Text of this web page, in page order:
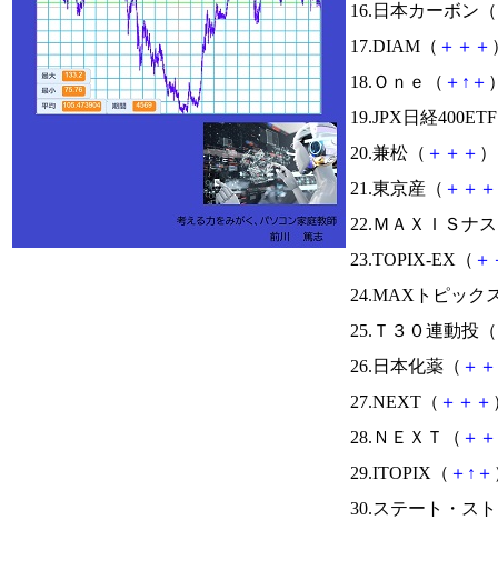
16.日本カーボン（
17.DIAM（ ＋ ＋ ＋
18.Ｏｎｅ（ ＋ ↑ ＋
19.JPX日経
20.兼松（ ＋ ＋ ＋
21.東京産（ ＋ ＋ ＋
22.ＭＡＸＩＳナ
23.TOPIX-EX（ ＋
24.MAXトピック
25.Ｔ３０連動投（
26.日本化薬（ ＋ ＋
27.NEXT（ ＋ ＋ ＋
28.ＮＥＸＴ（ ＋ ＋
29.ITOPIX（ ＋ ↑ ＋
30.ステート・ス